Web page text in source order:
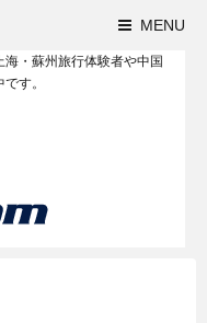
MENU
・蘇州旅行体験者や中国
す。